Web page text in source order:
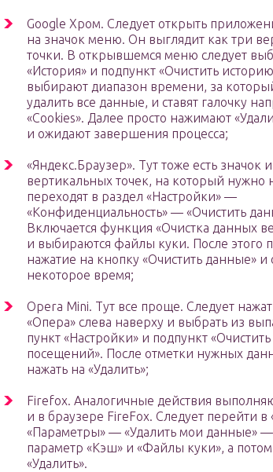
Google Хром. Следует открыть
на значок меню. Он выглядит как три
точки. В открывшемся меню следует
«История» и подпункт «Очистить
выбирают диапазон времени, за
удалить все данные, и ставят галочку
«Cookies». Далее просто нажимают
и ожидают завершения процесса;
«Яндекс.Браузер». Тут тоже есть значок
вертикальных точек, на который нужно
переходят в раздел «Настройки» —
«Конфиденциальность» — «Очистить
Включается функция «Очистка данных
и выбираются файлы куки. После этого
нажатие на кнопку «Очистить данные»
некоторое время;
Opera Mini. Тут все проще. Следует
«Опера» слева наверху и выбрать из
пункт «Настройки» и подпункт
посещений». После отметки нужных
нажать на «Удалить»;
Firefox. Аналогичные действия
и в браузере FireFox. Следует перейти
«Параметры» — «Удалить мои данные»
параметр «Кэш» и «Файлы куки», а
«Удалить».